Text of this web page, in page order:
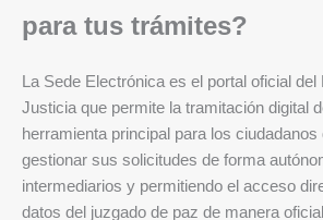
para tus trámites?
La Sede Electrónica es el portal oficial
Justicia que permite la tramitación digital
herramienta principal para los ciudadanos
gestionar sus solicitudes de forma
intermediarios y permitiendo el acceso
datos del juzgado de paz de manera